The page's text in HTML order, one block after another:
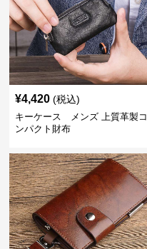
¥4,420 (税込)
キーケース メンズ 上質革製コ
ンパクト財布